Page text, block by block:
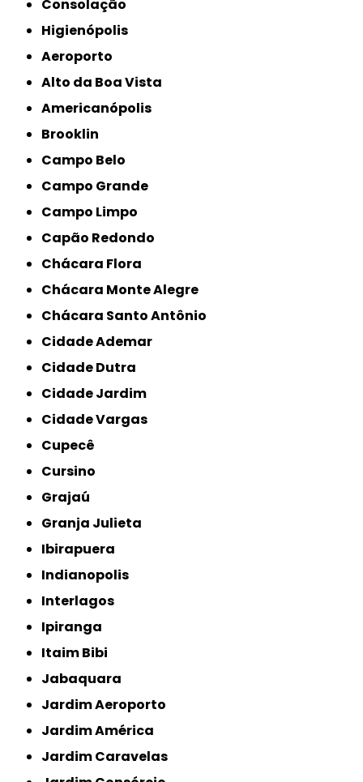
Consolação
Higienópolis
Aeroporto
Alto da Boa Vista
Americanópolis
Brooklin
Campo Belo
Campo Grande
Campo Limpo
Capão Redondo
Chácara Flora
Chácara Monte Alegre
Chácara Santo Antônio
Cidade Ademar
Cidade Dutra
Cidade Jardim
Cidade Vargas
Cupecê
Cursino
Grajaú
Granja Julieta
Ibirapuera
Indianopolis
Interlagos
Ipiranga
Itaim Bibi
Jabaquara
Jardim Aeroporto
Jardim América
Jardim Caravelas